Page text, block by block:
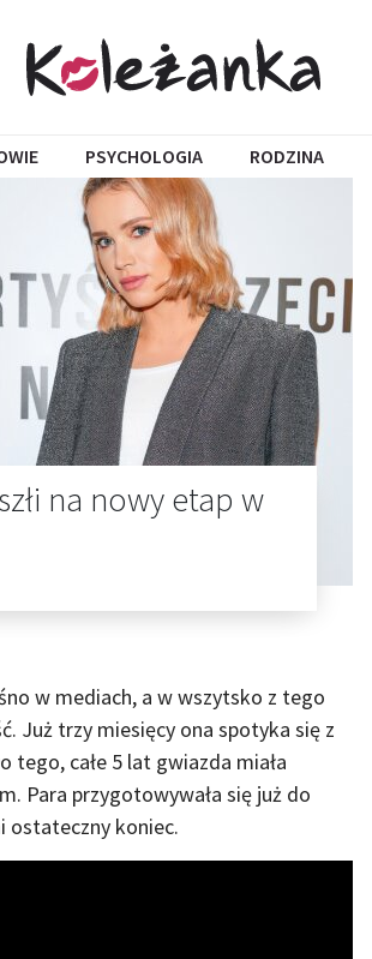
PSYCHOLOGIA RODZINA
na nowy etap w
w mediach, a w wszytsko z tego
Już trzy miesięcy ona spotyka się z
tego, całe 5 lat gwiazda miała
Para przygotowywała się już do
ostateczny koniec.